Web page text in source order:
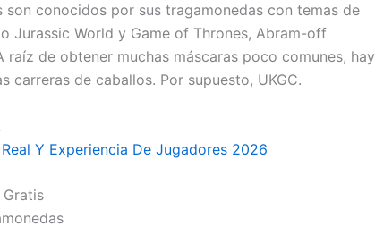
son conocidos por sus tragamonedas con temas de
Jurassic World y Game of Thrones, Abram-off
raíz de obtener muchas máscaras poco comunes, hay
carreras de caballos. Por supuesto, UKGC.
Y Experiencia De Jugadores 2026